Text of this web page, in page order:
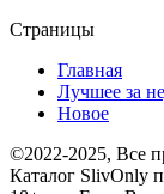
Страницы
Главная
Лучшее за
Новое
©2022-2025, Все
Каталог SlivOnly